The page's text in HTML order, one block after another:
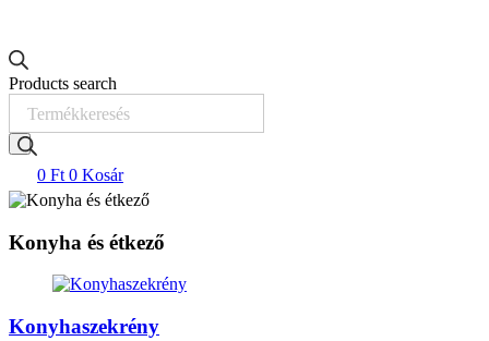
Products search
0 Ft 0 Kosár
Konyha és étkező
Konyhaszekrény